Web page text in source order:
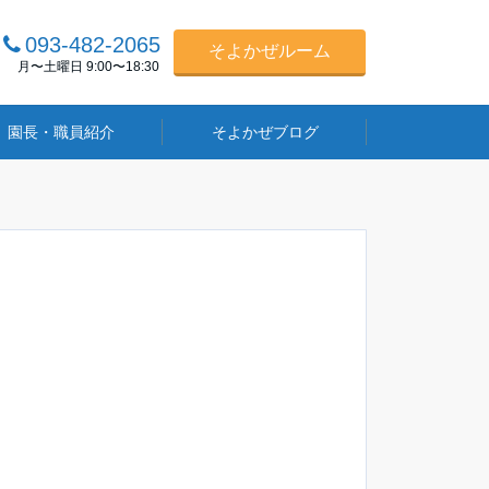
093-482-2065
月〜土曜日 9:00〜18:30
そよかぜルーム
園長・職員紹介 そよかぜブログ